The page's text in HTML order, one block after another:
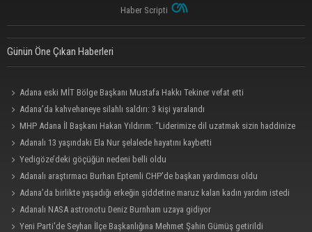
Haber Scripti
Günün Öne Çıkan Haberleri
Adana eski MİT Bölge Başkanı Mustafa Hakkı Tekiner vefat etti
Adana’da kahvehaneye silahlı saldırı: 3 kişi yaralandı
MHP Adana İl Başkanı Hakan Yıldırım: “Liderimize dil uzatmak sizin haddinize
değildir”
Adanalı 13 yaşındaki Ela Nur şelalede hayatını kaybetti
Yedigöze’deki göçüğün nedeni belli oldu
Adanalı araştırmacı Burhan Eptemli CHP’de başkan yardımcısı oldu
Adana’da birlikte yaşadığı erkeğin şiddetine maruz kalan kadın yardım istedi
Adanalı NASA astronotu Deniz Burnham uzaya gidiyor
Yeni Parti'de Seyhan İlçe Başkanlığına Mehmet Şahin Gümüş getirildi